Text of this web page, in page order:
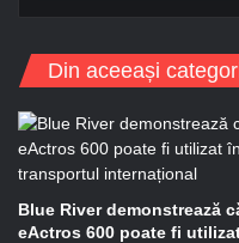
d
-
m
a
Din aceeași
Blue River demonstrează
eActros 600 poate fi